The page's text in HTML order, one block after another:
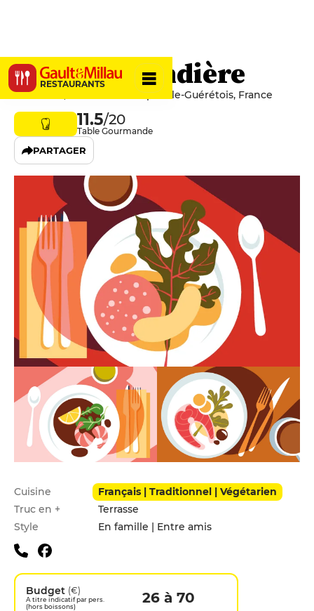
RESTAURANTS
La Gourmandière
6 Claviere, 23000 Saint-Sulpice-le-Guérétois, France
11.5/20
Table Gourmande
PARTAGER
Infos pratiques
Cuisine
Français | Traditionnel | Végétarien
Truc en +
Terrasse
Style
En famille | Entre amis
Budget (€)
A titre indicatif par pers.
(hors boissons)
26 à 70